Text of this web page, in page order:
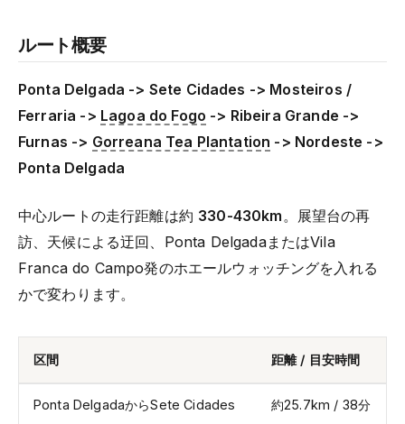
ルート概要
Ponta Delgada -> Sete Cidades -> Mosteiros /
Ferraria -> Lagoa do Fogo -> Ribeira Grande ->
Furnas -> Gorreana Tea Plantation -> Nordeste ->
Ponta Delgada
中心ルートの走行距離は約 330-430km 。展望台の再
訪、天候による迂回、Ponta DelgadaまたはVila
Franca do Campo発のホエールウォッチングを入れる
かで変わります。
区間 距離 / 目安時間
Ponta DelgadaからSete Cidades 約25.7km / 38分